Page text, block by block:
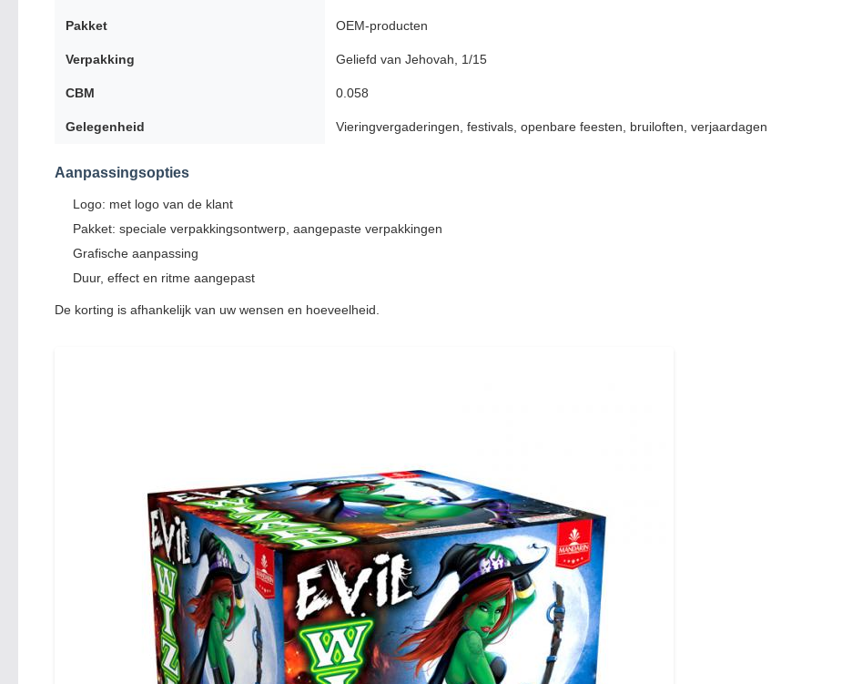
Pakket OEM-producten
Verpakking Geliefd van Jehovah, 1/15
CBM 0.058
Gelegenheid Vieringvergaderingen, festivals, openbare feesten, bruiloften, verjaardagen
Aanpassingsopties
Logo: met logo van de klant
Pakket: speciale verpakkingsontwerp, aangepaste verpakkingen
Grafische aanpassing
Duur, effect en ritme aangepast
De korting is afhankelijk van uw wensen en hoeveelheid.